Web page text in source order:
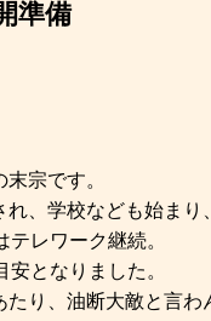
準備
宗です。
、学校なども始まり
レワーク継続。
となりました。
り、油断大敵と言わ